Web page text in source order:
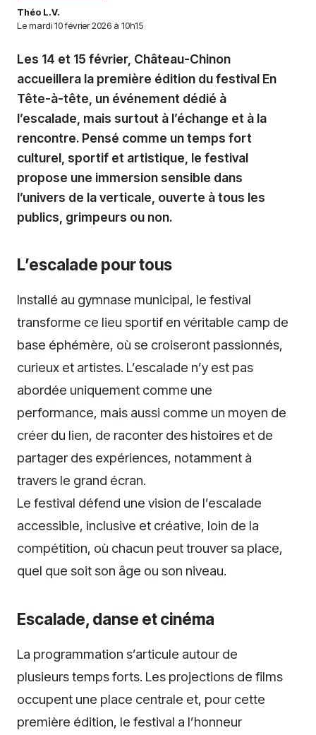
Théo L.V.
Le mardi 10 février 2026 à 10h15
Les 14 et 15 février, Château-Chinon
accueillera la première édition du festival En
Tête-à-tête, un événement dédié à
l’escalade, mais surtout à l’échange et à la
rencontre. Pensé comme un temps fort
culturel, sportif et artistique, le festival
propose une immersion sensible dans
l’univers de la verticale, ouverte à tous les
publics, grimpeurs ou non.
L’escalade pour tous
Installé au gymnase municipal, le festival
transforme ce lieu sportif en véritable camp de
base éphémère, où se croiseront passionnés,
curieux et artistes. L’escalade n’y est pas
abordée uniquement comme une
performance, mais aussi comme un moyen de
créer du lien, de raconter des histoires et de
partager des expériences, notamment à
travers le grand écran.
Le festival défend une vision de l’escalade
accessible, inclusive et créative, loin de la
compétition, où chacun peut trouver sa place,
quel que soit son âge ou son niveau.
Escalade, danse et cinéma
La programmation s’articule autour de
plusieurs temps forts. Les projections de films
occupent une place centrale et, pour cette
première édition, le festival a l’honneur